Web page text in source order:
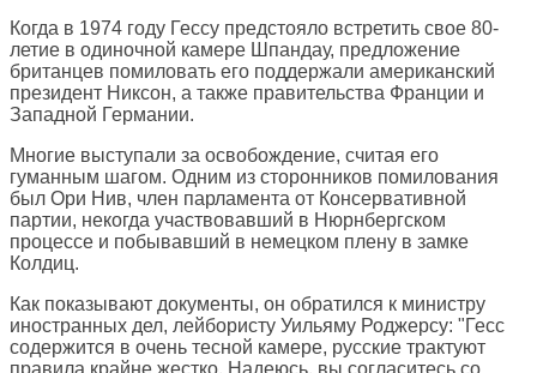
Когда в 1974 году Гессу предстояло встретить свое 80-
летие в одиночной камере Шпандау, предложение
британцев помиловать его поддержали американский
президент Никсон, а также правительства Франции и
Западной Германии.
Многие выступали за освобождение, считая его
гуманным шагом. Одним из сторонников помилования
был Ори Нив, член парламента от Консервативной
партии, некогда участвовавший в Нюрнбергском
процессе и побывавший в немецком плену в замке
Колдиц.
Как показывают документы, он обратился к министру
иностранных дел, лейбористу Уильяму Роджерсу: "Гесс
содержится в очень тесной камере, русские трактуют